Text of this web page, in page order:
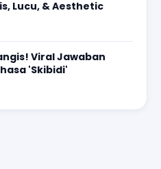
Lucu, & Aesthetic
Viral Jawaban
'Skibidi'